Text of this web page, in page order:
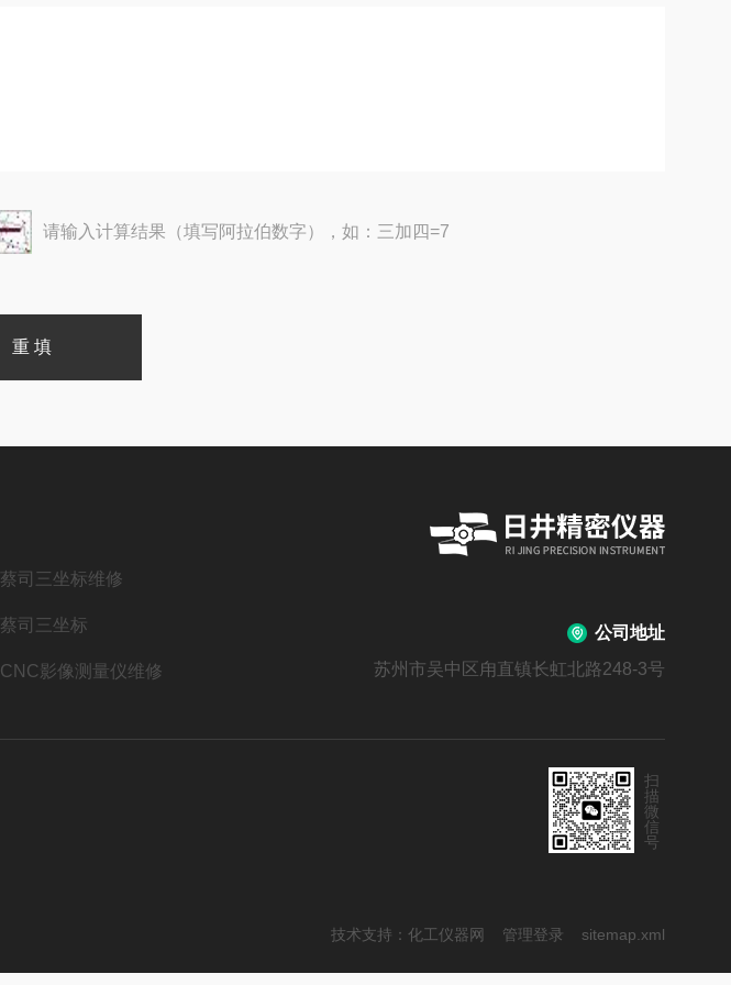
请输入计算结果（填写阿拉伯数字），如：三加四=7
蔡司三坐标维修
蔡司三坐标
CNC影像测量仪维修
公司地址
苏州市吴中区甪直镇长虹北路248-3号
扫
描
微
信
号
技术支持： 化工仪器网 管理登录 sitemap.xml